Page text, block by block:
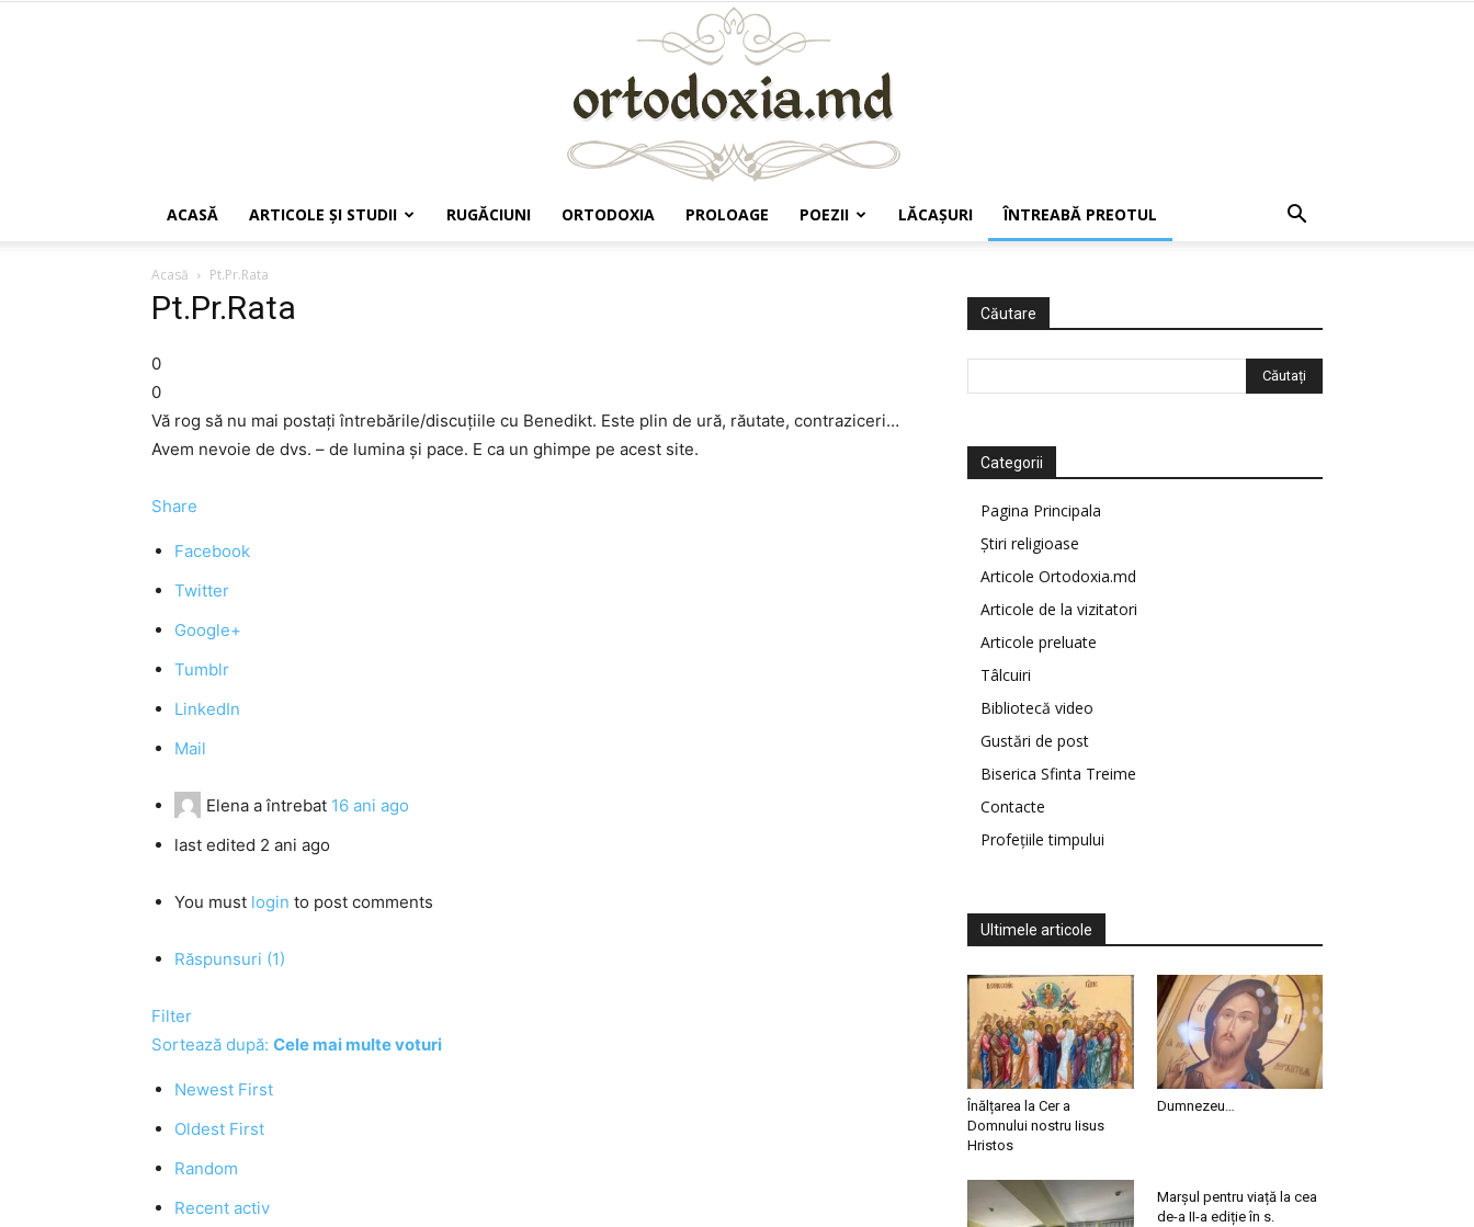
ACASĂ ARTICOLE ŞI STUDII RUGĂCIUNI ORTODOXIA PROLOAGE POEZII LĂCAŞURI ÎNTREABĂ PREOTUL
Acasă Pt.Pr.Rata
Pt.Pr.Rata
0
0
Vă rog să nu mai postaţi întrebările/discuţiile cu Benedikt. Este plin de ură, răutate, contraziceri…
Avem nevoie de dvs. – de lumina şi pace. E ca un ghimpe pe acest site.
Share
Facebook
Twitter
Google+
Tumblr
LinkedIn
Mail
Elena a întrebat 16 ani ago
last edited 2 ani ago
You must login to post comments
Răspunsuri (1)
Filter
Sortează după: Cele mai multe voturi
Newest First
Oldest First
Random
Recent activ
Căutare
Categorii
Pagina Principala
Știri religioase
Articole Ortodoxia.md
Articole de la vizitatori
Articole preluate
Tâlcuiri
Bibliotecă video
Gustări de post
Biserica Sfinta Treime
Contacte
Profețiile timpului
Ultimele articole
Înălțarea la Cer a
Domnului nostru Iisus
Hristos
Dumnezeu…
Marșul pentru viață la cea
de-a II-a ediție în s.